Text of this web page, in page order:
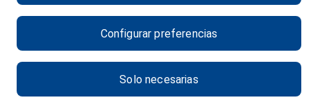
CANAL DE ÉTICA
Configurar preferencias
Solo necesarias